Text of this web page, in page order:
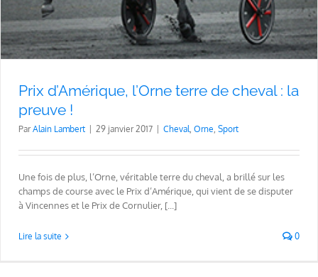
Prix d’Amérique, l’Orne terre de cheval : la
preuve !
ParAlain Lambert 29 janvier 2017 Cheval, Orne, Sport
Une fois de plus, l’Orne, véritable terre du cheval, a brillé sur les
champs de course avec le Prix d’Amérique, qui vient de se disputer
à Vincennes et le Prix de Cornulier, [...]
Lire la suite 0